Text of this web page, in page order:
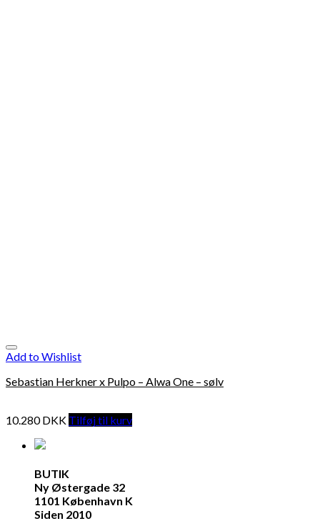
Add to Wishlist
Sebastian Herkner x Pulpo – Alwa One – sølv
10.280DKK Tilføj til kurv
BUTIK
Ny Østergade 32
1101 København K
Siden 2010